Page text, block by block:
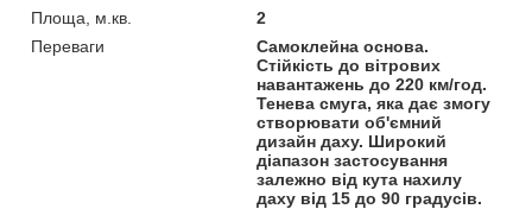
Площа, м.кв.
2
Переваги
Самоклейна основа.
Стійкість до вітрових
навантажень до 220 км/год.
Тенева смуга, яка дає змогу
створювати об'ємний
дизайн даху. Широкий
діапазон застосування
залежно від кута нахилу
даху від 15 до 90 градусів.